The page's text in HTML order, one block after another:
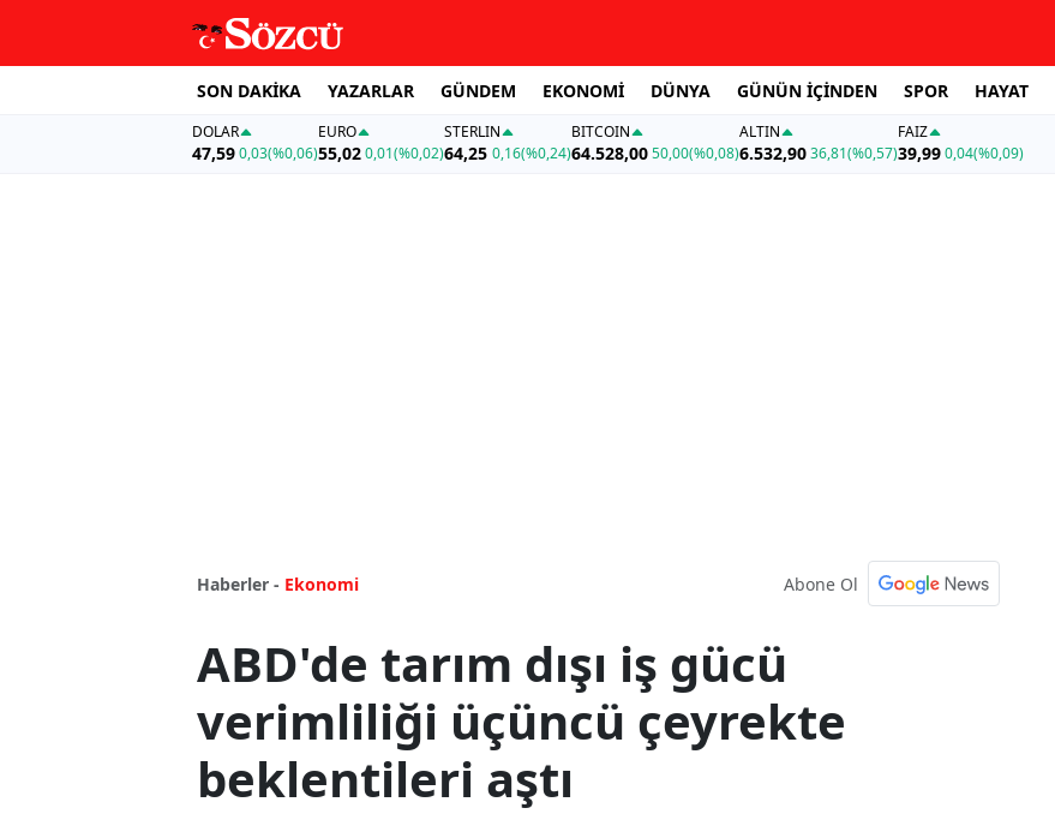
SON DAKİKA YAZARLAR GÜNDEM EKONOMİ DÜNYA GÜNÜN İÇİNDEN SPOR HAYAT
DOLAR
47,590,03(%0,06)
EURO
55,02 0,01(%0,02)
STERLIN
64,25 0,16(%0,24)
BITCOIN
64.528,0050,00(%0,08)
ALTIN
6.532,9036,81(%0,57)
FAİZ
39,990,04(%0,09)
Haberler - Ekonomi Abone Ol
ABD'de tarım dışı iş gücü
verimliliği üçüncü çeyrekte
beklentileri aştı